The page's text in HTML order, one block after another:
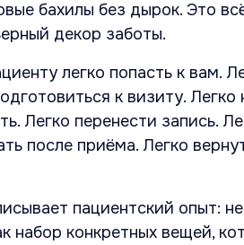
бахилы без дырок. Это
декор заботы.
легко попасть к вам.
к визиту.
Легко перенести запись.
после приёма. Легко
пациентский опыт:
набор конкретных вещей,